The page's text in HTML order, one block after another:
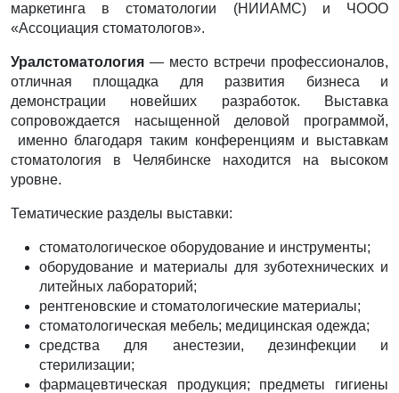
маркетинга в стоматологии (НИИАМС) и ЧООО
«Ассоциация стоматологов».
Уралстоматология — место встречи профессионалов,
отличная площадка для развития бизнеса и
демонстрации новейших разработок. Выставка
сопровождается насыщенной деловой программой,
именно благодаря таким конференциям и выставкам
стоматология в Челябинске находится на высоком
уровне.
Тематические разделы выставки:
стоматологическое оборудование и инструменты;
оборудование и материалы для зуботехнических и
литейных лабораторий;
рентгеновские и стоматологические материалы;
стоматологическая мебель; медицинская одежда;
средства для анестезии, дезинфекции и
стерилизации;
фармацевтическая продукция; предметы гигиены